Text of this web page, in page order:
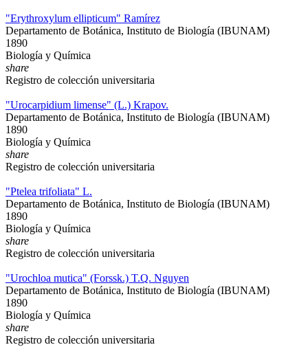
"Erythroxylum ellipticum" Ramírez
Departamento de Botánica, Instituto de Biología (IBUNAM)
1890
Biología y Química
share
Registro de colección universitaria
"Urocarpidium limense" (L.) Krapov.
Departamento de Botánica, Instituto de Biología (IBUNAM)
1890
Biología y Química
share
Registro de colección universitaria
"Ptelea trifoliata" L.
Departamento de Botánica, Instituto de Biología (IBUNAM)
1890
Biología y Química
share
Registro de colección universitaria
"Urochloa mutica" (Forssk.) T.Q. Nguyen
Departamento de Botánica, Instituto de Biología (IBUNAM)
1890
Biología y Química
share
Registro de colección universitaria